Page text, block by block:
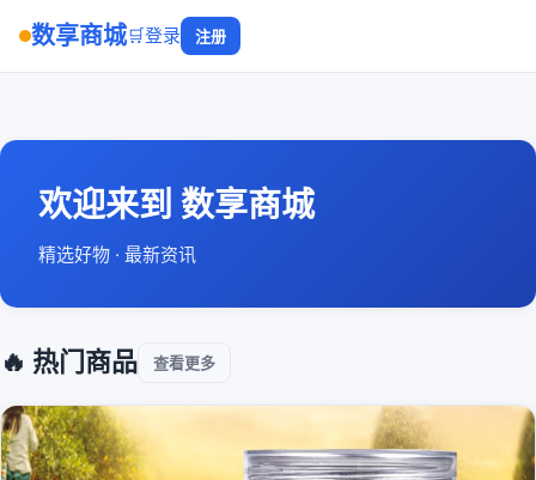
数享商城🛒登录 注册
欢迎来到 数享商城
精选好物 · 最新资讯
🔥 热门商品 查看更多